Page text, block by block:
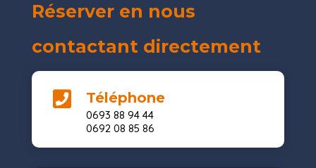
Réserver en nous
contactant directement
 Téléphone
0693 88 94 44
0692 08 85 86